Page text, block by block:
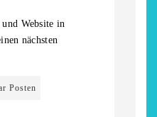
Website in
nächsten